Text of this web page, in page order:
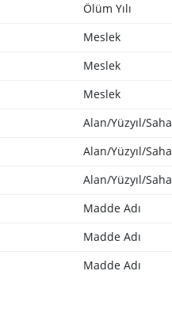
Ölüm Yılı
Meslek
Meslek
Meslek
Alan/Yüzyıl/Saha
Alan/Yüzyıl/Saha
Alan/Yüzyıl/Saha
Madde Adı
Madde Adı
Madde Adı